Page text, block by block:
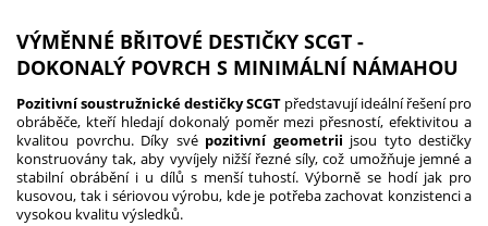
VÝMĚNNÉ BŘITOVÉ DESTIČKY SCGT -
DOKONALÝ POVRCH S MINIMÁLNÍ NÁMAHOU
Pozitivní soustružnické destičky SCGT představují ideální řešení pro
obráběče, kteří hledají dokonalý poměr mezi přesností, efektivitou a
kvalitou povrchu. Díky své pozitivní geometrii jsou tyto destičky
konstruovány tak, aby vyvíjely nižší řezné síly, což umožňuje jemné a
stabilní obrábění i u dílů s menší tuhostí. Výborně se hodí jak pro
kusovou, tak i sériovou výrobu, kde je potřeba zachovat konzistenci a
vysokou kvalitu výsledků.